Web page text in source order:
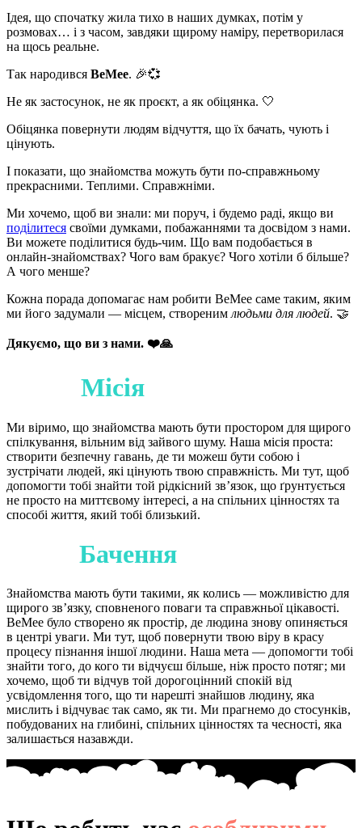
Ідея, що спочатку жила тихо в наших думках, потім у
розмовах… і з часом, завдяки щирому наміру, перетворилася
на щось реальне.
Так народився BeMee. 🎉💞
Не як застосунок, не як проєкт, а як обіцянка. 🤍
Обіцянка повернути людям відчуття, що їх бачать, чують і
цінують.
І показати, що знайомства можуть бути по‑справжньому
прекрасними. Теплими. Справжніми.
Ми хочемо, щоб ви знали: ми поруч, і будемо раді, якщо ви
поділитеся своїми думками, побажаннями та досвідом з нами.
Ви можете поділитися будь‑чим. Що вам подобається в
онлайн‑знайомствах? Чого вам бракує? Чого хотіли б більше?
А чого менше?
Кожна порада допомагає нам робити BeMee саме таким, яким
ми його задумали — місцем, створеним людьми для людей. 🤝
Дякуємо, що ви з нами. ❤️🙏
Місія
Ми віримо, що знайомства мають бути простором для щирого
спілкування, вільним від зайвого шуму. Наша місія проста:
створити безпечну гавань, де ти можеш бути собою і
зустрічати людей, які цінують твою справжність. Ми тут, щоб
допомогти тобі знайти той рідкісний зв’язок, що ґрунтується
не просто на миттєвому інтересі, а на спільних цінностях та
способі життя, який тобі близький.
Бачення
Знайомства мають бути такими, як колись — можливістю для
щирого зв’язку, сповненого поваги та справжньої цікавості.
BeMee було створено як простір, де людина знову опиняється
в центрі уваги. Ми тут, щоб повернути твою віру в красу
процесу пізнання іншої людини. Наша мета — допомогти тобі
знайти того, до кого ти відчуєш більше, ніж просто потяг; ми
хочемо, щоб ти відчув той дорогоцінний спокій від
усвідомлення того, що ти нарешті знайшов людину, яка
мислить і відчуває так само, як ти. Ми прагнемо до стосунків,
побудованих на глибині, спільних цінностях та чесності, яка
залишається назавжди.